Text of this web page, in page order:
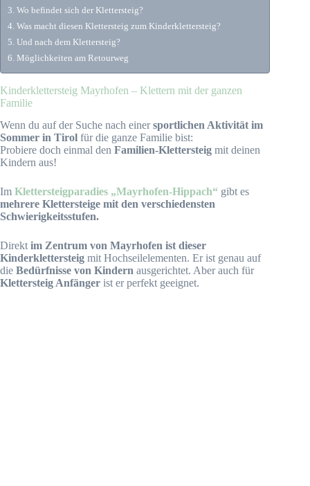
Wo befindet sich der Klettersteig?
Was macht diesen Klettersteig zum Kinderklettersteig?
Und nach dem Klettersteig?
Möglichkeiten am Retourweg
Kinderklettersteig Mayrhofen – Klettern mit der ganzen
Familie
Wenn du auf der Suche nach einersportlichen Aktivität im
Sommer in Tirol für die ganze Familie bist:
Probiere doch einmal den Familien-Klettersteig mit deinen
Kindern aus!
Im Klettersteigparadies „Mayrhofen-Hippach“ gibt es
mehrere Klettersteige mit den verschiedensten
Schwierigkeitsstufen.
Direkt im Zentrum von Mayrhofen ist dieser
Kinderklettersteig mit Hochseilelementen. Er ist genau auf
die Bedürfnisse von Kindern ausgerichtet. Aber auch für
Klettersteig Anfänger ist er perfekt geeignet.